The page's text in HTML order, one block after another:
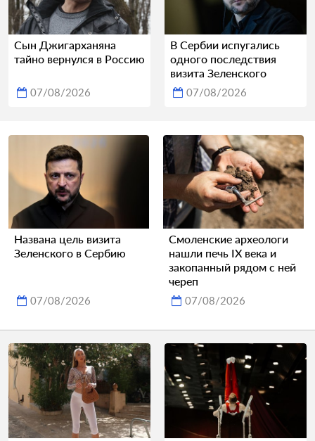
Сын Джигарханяна
тайно вернулся в Россию
07/08/2026
В Сербии испугались
одного последствия
визита Зеленского
07/08/2026
Названа цель визита
Зеленского в Сербию
07/08/2026
Смоленские археологи
нашли печь IX века и
закопанный рядом с ней
череп
07/08/2026